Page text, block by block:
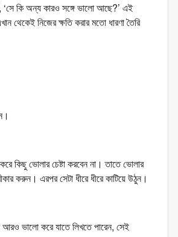
‘সে কি অন্য কারও সঙ্গে ভালো আছে?’ এই
থেকেই নিজের ক্ষতি করার মতো ধারণা তৈরি
কিছু ভোলার চেষ্টা করবেন না। তাতে ভোলার
করুন। এরপর সেটা ধীরে ধীরে কাটিয়ে উঠুন।
আরও ভালো করে যাতে লিখতে পারেন, সেই